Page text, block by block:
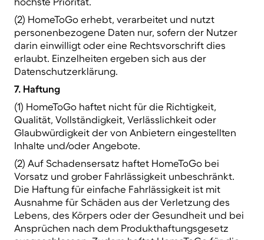
(2) HomeToGo erhebt, verarbeitet und nutzt
personenbezogene Daten nur, sofern der Nutzer
darin einwilligt oder eine Rechtsvorschrift dies
erlaubt. Einzelheiten ergeben sich aus der
Datenschutzerklärung.
7. Haftung
(1) HomeToGo haftet nicht für die Richtigkeit,
Qualität, Vollständigkeit, Verlässlichkeit oder
Glaubwürdigkeit der von Anbietern eingestellten
Inhalte und/oder Angebote.
(2) Auf Schadensersatz haftet HomeToGo bei
Vorsatz und grober Fahrlässigkeit unbeschränkt.
Die Haftung für einfache Fahrlässigkeit ist mit
Ausnahme für Schäden aus der Verletzung des
Lebens, des Körpers oder der Gesundheit und bei
Ansprüchen nach dem Produkthaftungsgesetz